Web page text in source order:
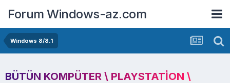
Forum Windows-az.com
Windows 8/8.1
BÜTÜN KOMPÜTER \ PLAYSTATION \